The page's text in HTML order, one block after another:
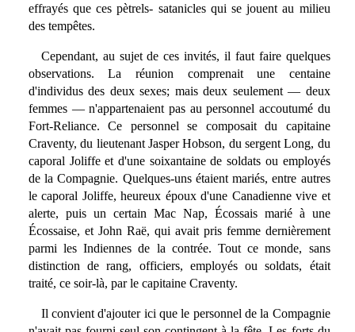
effrayés que ces pètrels- satanicles qui se jouent au milieu
des tempêtes.
Cependant, au sujet de ces invités, il faut faire quelques
observations. La réunion comprenait une centaine
d'individus des deux sexes; mais deux seulement — deux
femmes — n'appartenaient pas au personnel accoutumé du
Fort-Reliance. Ce personnel se composait du capitaine
Craventy, du lieutenant Jasper Hobson, du sergent Long, du
caporal Joliffe et d'une soixantaine de soldats ou employés
de la Compagnie. Quelques-uns étaient mariés, entre autres
le caporal Joliffe, heureux époux d'une Canadienne vive et
alerte, puis un certain Mac Nap, Écossais marié à une
Écossaise, et John Raë, qui avait pris femme dernièrement
parmi les Indiennes de la contrée. Tout ce monde, sans
distinction de rang, officiers, employés ou soldats, était
traité, ce soir-là, par le capitaine Craventy.
Il convient d'ajouter ici que le personnel de la Compagnie